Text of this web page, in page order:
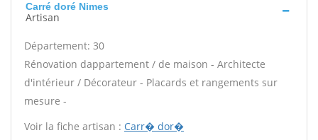
Carré doré Nimes
Artisan
Département: 30
Rénovation dappartement / de maison - Architecte
d'intérieur / Décorateur - Placards et rangements sur
mesure -
Voir la fiche artisan : Carr� dor�